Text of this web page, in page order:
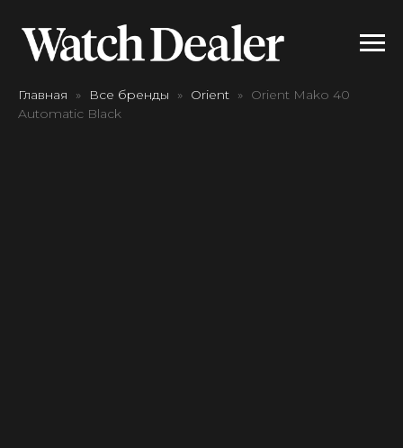
Главная Все бренды Orient
Orient Mako 40
Automatic Black